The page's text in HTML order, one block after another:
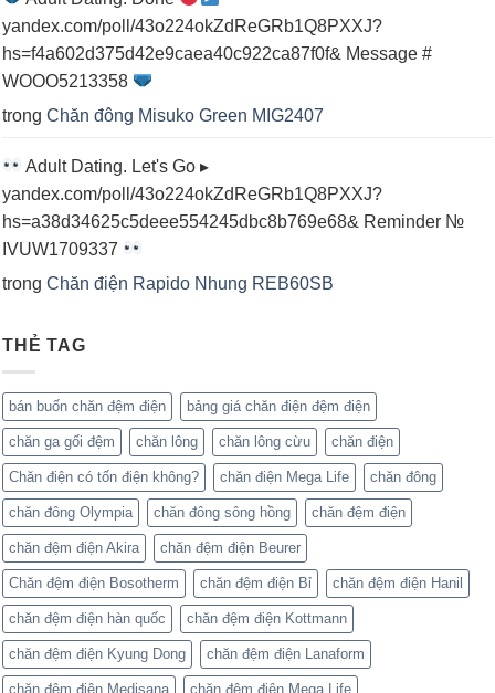
yandex.com/poll/43o224okZdReGRb1Q8PXXJ?
hs=f4a602d375d42e9caea40c922ca87f0f& Message #
WOOO5213358
trong Chăn đông Misuko Green MIG2407
Adult Dating. Let's Go ▸
yandex.com/poll/43o224okZdReGRb1Q8PXXJ?
hs=a38d34625c5deee554245dbc8b769e68& Reminder №
IVUW1709337
trong Chăn điện Rapido Nhung REB60SB
THẺ TAG
bán buốn chăn đệm điện bảng giá chăn điện đệm điện
chăn ga gối đệm chăn lông chăn lông cừu chăn điện
Chăn điện có tốn điện không? chăn điện Mega Life chăn đông
chăn đông Olympia chăn đông sông hồng chăn đệm điện
chăn đệm điện Akira chăn đệm điện Beurer
Chăn đệm điện Bosotherm chăn đệm điện Bỉ chăn đệm điện Hanil
chăn đệm điện hàn quốc chăn đệm điện Kottmann
chăn đệm điện Kyung Dong chăn đệm điện Lanaform
chăn đệm điện Medisana chăn đệm điện Mega Life